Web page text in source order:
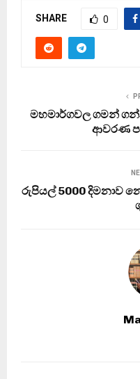
SHARE 0
මහමාර්ගවල ගමන්
ආවරණ
රුපියල් 5000 දිමනාව